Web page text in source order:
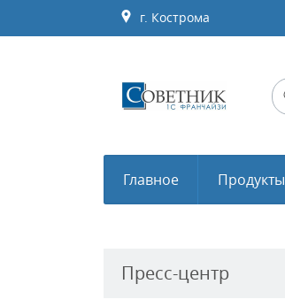
г. Кострома
Главное Продукты
Пресс-центр